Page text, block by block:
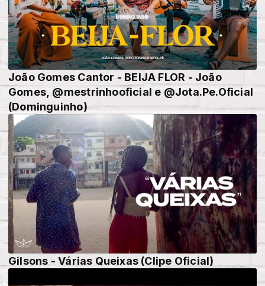
João Gomes Cantor - BEIJA FLOR - João
Gomes, @mestrinhooficial e @Jota.Pe.Oficial
(Dominguinho)
Gilsons - Várias Queixas (Clipe Oficial)